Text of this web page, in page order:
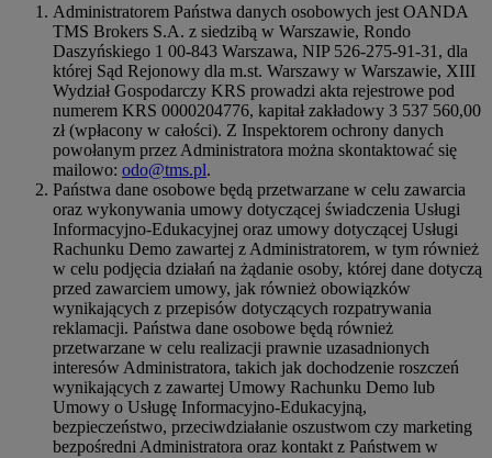
Administratorem Państwa danych osobowych jest OANDA
TMS Brokers S.A. z siedzibą w Warszawie, Rondo
Daszyńskiego 1 00-843 Warszawa, NIP 526-275-91-31, dla
której Sąd Rejonowy dla m.st. Warszawy w Warszawie, XIII
Wydział Gospodarczy KRS prowadzi akta rejestrowe pod
numerem KRS 0000204776, kapitał zakładowy 3 537 560,00
zł (wpłacony w całości). Z Inspektorem ochrony danych
powołanym przez Administratora można skontaktować się
mailowo: odo@tms.pl.
Państwa dane osobowe będą przetwarzane w celu zawarcia
oraz wykonywania umowy dotyczącej świadczenia Usługi
Informacyjno-Edukacyjnej oraz umowy dotyczącej Usługi
Rachunku Demo zawartej z Administratorem, w tym również
w celu podjęcia działań na żądanie osoby, której dane dotyczą
przed zawarciem umowy, jak również obowiązków
wynikających z przepisów dotyczących rozpatrywania
reklamacji. Państwa dane osobowe będą również
przetwarzane w celu realizacji prawnie uzasadnionych
interesów Administratora, takich jak dochodzenie roszczeń
wynikających z zawartej Umowy Rachunku Demo lub
Umowy o Usługę Informacyjno-Edukacyjną,
bezpieczeństwo, przeciwdziałanie oszustwom czy marketing
bezpośredni Administratora oraz kontakt z Państwem w